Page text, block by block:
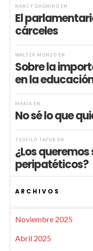
NANCY DAGNINO EN
El
cárceles
WALTER MONZÓ EN
Sobre la
en la
MARIA EN
No sé lo que
TEÓFILO TAFUR EN
¿Los
peripatéticos?
ARCHIVOS
Noviembre 2025
Abril 2025